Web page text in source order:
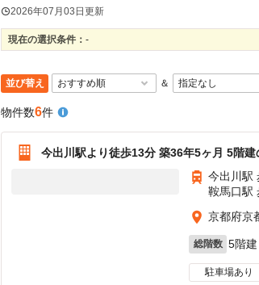
2026年07月03日更新
現在の選択条件： -
並び替え ＆
物件数6件
今出川駅より徒歩13分 築36年5ヶ月 5階建
今出川駅
鞍馬口駅
京都府京
総階数 5階建
駐車場あり